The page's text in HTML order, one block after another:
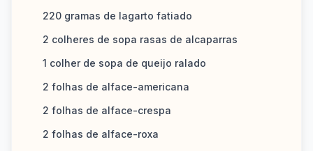
220 gramas de lagarto fatiado
2 colheres de sopa rasas de alcaparras
1 colher de sopa de queijo ralado
2 folhas de alface-americana
2 folhas de alface-crespa
2 folhas de alface-roxa